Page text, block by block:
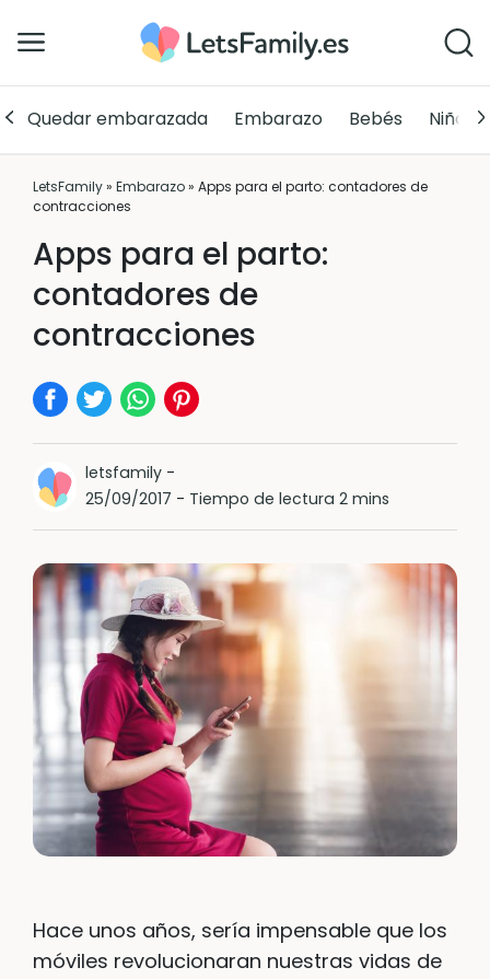
Quedar embarazada Embarazo Bebés Niños
LetsFamily» Embarazo» Apps para el parto: contadores de
contracciones
Apps para el parto:
contadores de
contracciones
letsfamily -
25/09/2017 - Tiempo de lectura 2 mins
Hace unos años, sería impensable que los
móviles revolucionaran nuestras vidas de